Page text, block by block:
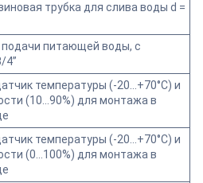
трубка для слива воды d =
подачи питающей воды, с
4”
температуры (-20…+70°С) и
(10...90%) для монтажа в
температуры (-20…+70°С) и
(0…100%) для монтажа в